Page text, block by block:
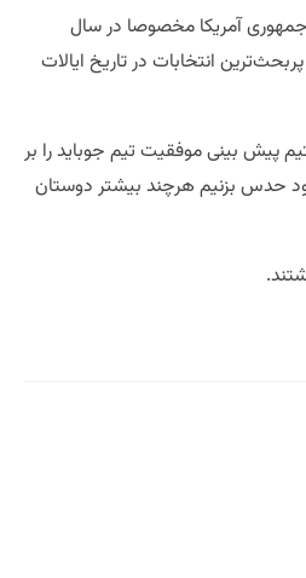
آمریکا مخصوصا در سال
و پربحث‌ترین انتخابات در تاریخ ایالات
پیش بینی موفقیت تیم جوباید را بر
حدس بزنیم هرچند بیشتر دوستان